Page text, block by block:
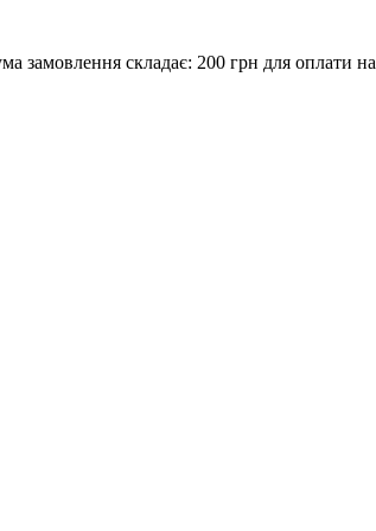
складає: 200 грн для оплати на